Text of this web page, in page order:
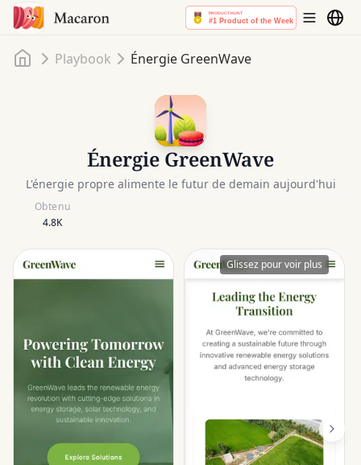
Accueil
Playbook Énergie GreenWave
Énergie GreenWave
L'énergie propre alimente le futur de demain aujourd'hui
Obtenu
4.8K
Glissez pour voir plus